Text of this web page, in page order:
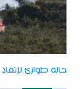
حالة طوارئ